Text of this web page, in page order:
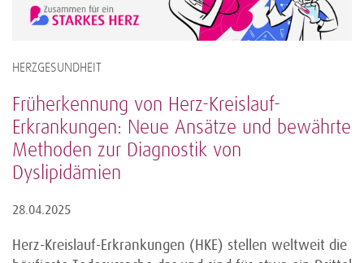
HERZGESUNDHEIT
Früherkennung von Herz-Kreislauf-
Erkrankungen: Neue Ansätze und bewährte
Methoden zur Diagnostik von
Dyslipidämien
28.04.2025
Herz-Kreislauf-Erkrankungen (HKE) stellen weltweit die